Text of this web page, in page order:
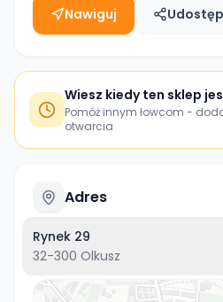
Nawiguj
Wiesz kiedy ten sklep
Pomóż innym łowcom -
otwarcia
Adres
Rynek 29
32-300 Olkusz